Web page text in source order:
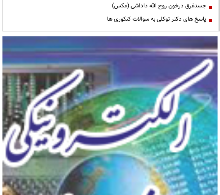
جسدغرق درخون روح الله داداشی (عکس)
پاسخ های دکتر توکلی به سوالات کنکوری ها